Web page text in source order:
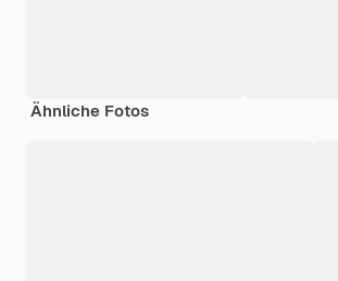
Ähnliche Fotos